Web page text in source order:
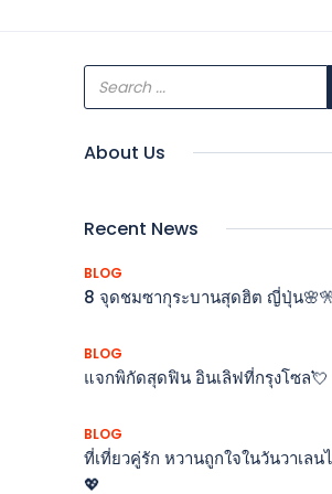
About Us
Recent News
BLOG
8 จุดชมซากุระบานสุดฮิต ญี่ปุ่น
BLOG
แจกพิกัดสุดฟิน อินเลิฟที่กรุงโซล💘
BLOG
ที่เที่ยวคู่รัก หวานถูกใจในวันวาเลน
💖